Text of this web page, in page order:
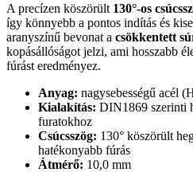
A precízen köszörült 130°-os
így könnyebb a pontos indítás és
aranyszínű bevonat a csökkentett
kopásállóságot jelzi, ami hosszabb
fúrást eredményez.
Anyag: nagysebességű acél
Kialakítás: DIN1869 szerinti
furatokhoz
Csúcsszög: 130° köszörült
hatékonyabb fúrás
Átmérő: 10,0 mm